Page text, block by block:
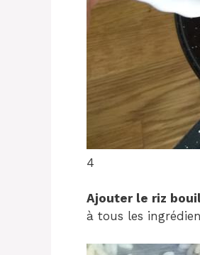
4
Ajouter le riz
à tous les